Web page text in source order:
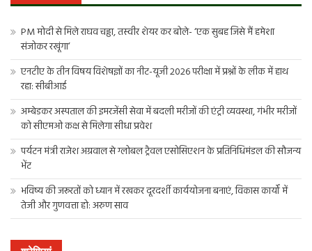
PM मोदी से मिले राघव चड्ढा, तस्वीर शेयर कर बोले- ‘एक सुबह जिसे मैं हमेशा
संजोकर रखूंगा’
एनटीए के तीन विषय विशेषज्ञों का नीट-यूजी 2026 परीक्षा में प्रश्नों के लीक में हाथ
रहा: सीबीआई
अम्बेडकर अस्पताल की इमरजेंसी सेवा में बदली मरीजों की एंट्री व्यवस्था, गंभीर मरीजों
को सीएमओ कक्ष से मिलेगा सीधा प्रवेश
पर्यटन मंत्री राजेश अग्रवाल से ग्लोबल ट्रैवल एसोसिएशन के प्रतिनिधिमंडल की सौजन्य
भेंट
भविष्य की जरूरतों को ध्यान में रखकर दूरदर्शी कार्ययोजना बनाएं, विकास कार्यों में
तेजी और गुणवत्ता हो: अरुण साव